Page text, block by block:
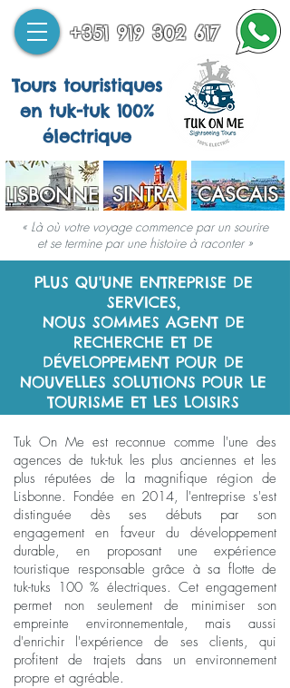
Tours touristiques
en tuk-tuk 100%
électrique
LISBONNE SINTRA CASCAIS
« Là où votre voyage commence par un sourire
et se termine par une histoire à raconter »
+351 919 302 617
PLUS QU'UNE ENTREPRISE DE
SERVICES,
NOUS SOMMES AGENT DE
RECHERCHE ET DE
DÉVELOPPEMENT POUR DE
NOUVELLES SOLUTIONS POUR LE
TOURISME ET LES LOISIRS
Tuk On Me est reconnue comme l'une des
agences de tuk-tuk les plus anciennes et les
plus réputées de la magnifique région de
Lisbonne. Fondée en 2014, l'entreprise s'est
distinguée dès ses débuts par son
engagement en faveur du développement
durable, en proposant une expérience
touristique responsable grâce à sa flotte de
tuk-tuks 100 % électriques. Cet engagement
permet non seulement de minimiser son
empreinte environnementale, mais aussi
d'enrichir l'expérience de ses clients, qui
profitent de trajets dans un environnement
propre et agréable.